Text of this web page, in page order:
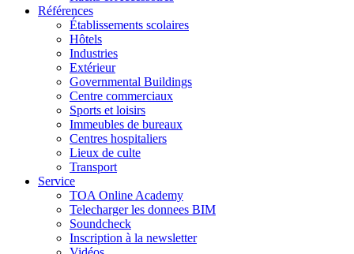
Références
Établissements scolaires
Hôtels
Industries
Extérieur
Governmental Buildings
Centre commerciaux
Sports et loisirs
Immeubles de bureaux
Centres hospitaliers
Lieux de culte
Transport
Service
TOA Online Academy
Telecharger les donnees BIM
Soundcheck
Inscription à la newsletter